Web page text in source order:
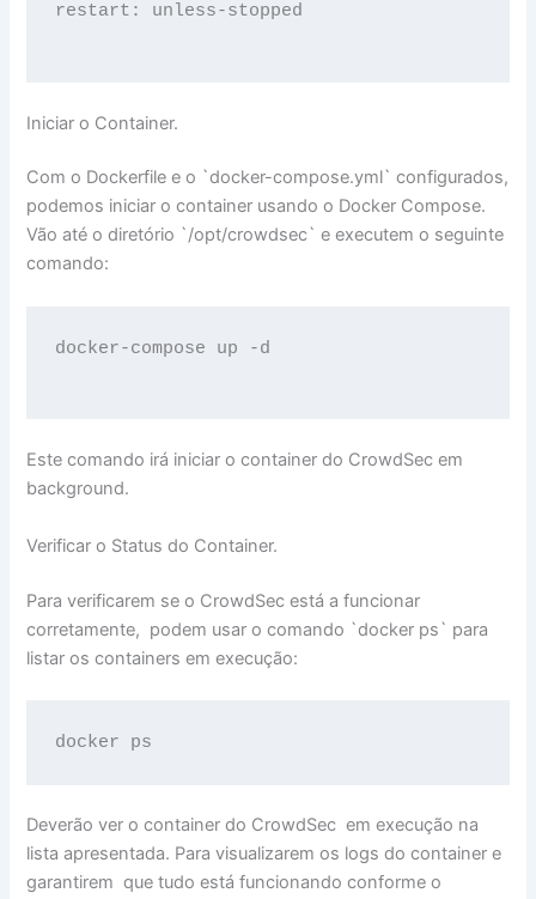
restart: unless-stopped
Iniciar o Container.
Com o Dockerfile e o `docker-compose.yml` configurados,
podemos iniciar o container usando o Docker Compose.
Vão até o diretório `/opt/crowdsec` e executem o seguinte
comando:
docker-compose up -d
Este comando irá iniciar o container do CrowdSec em
background.
Verificar o Status do Container.
Para verificarem se o CrowdSec está a funcionar
corretamente, podem usar o comando `docker ps` para
listar os containers em execução:
docker ps
Deverão ver o container do CrowdSec em execução na
lista apresentada. Para visualizarem os logs do container e
garantirem que tudo está funcionando conforme o